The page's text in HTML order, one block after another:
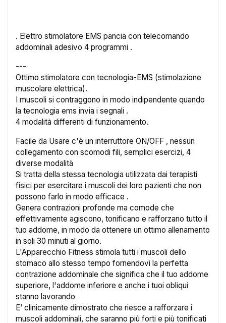
. Elettro stimolatore EMS pancia con telecomando
addominali adesivo 4 programmi .
---
Ottimo stimolatore con tecnologia-EMS (stimolazione
muscolare elettrica).
I muscoli si contraggono in modo indipendente quando
la tecnologia ems invia i segnali .
4 modalità differenti di funzionamento.
Facile da Usare c'è un interruttore ON/OFF , nessun
collegamento con scomodi fili, semplici esercizi, 4
diverse modalità
Si tratta della stessa tecnologia utilizzata dai terapisti
fisici per esercitare i muscoli dei loro pazienti che non
possono farlo in modo efficace .
Genera contrazioni profonde ma comode che
effettivamente agiscono, tonificano e rafforzano tutto il
tuo addome, in modo da ottenere un ottimo allenamento
in soli 30 minuti al giorno.
L'Apparecchio Fitness stimola tutti i muscoli dello
stomaco allo stesso tempo fornendovi la perfetta
contrazione addominale che significa che il tuo addome
superiore, l'addome inferiore e anche i tuoi obliqui
stanno lavorando
E’ clinicamente dimostrato che riesce a rafforzare i
muscoli addominali, che saranno più forti e più tonificati
Crea lista dei desideri
Nome lista dei desideri